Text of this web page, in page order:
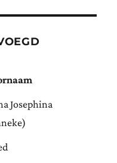
Josephina